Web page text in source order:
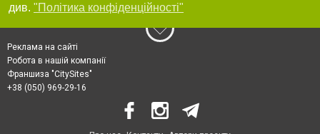
див. "Політика конфіденційності"
Реклама на сайті
Робота в нашій компанії
Франшиза "CitySites"
+38 (050) 969-29-16